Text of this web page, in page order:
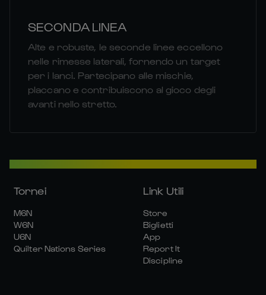
SECONDA LINEA
Alte e robuste, le seconde linee eccellono
nelle rimesse laterali, fornendo un target
per i lanci. Partecipano alle mischie,
placcano e contribuiscono al gioco degli
avanti nello stretto.
Tornei
M6N
W6N
U6N
Quilter Nations Series
Link Utili
Store
Biglietti
App
Report It
Discipline